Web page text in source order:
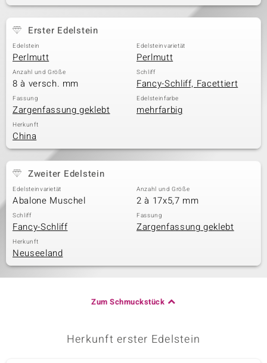
ClassicsErster Edelstein
Edelstein
Perlmutt
Edelsteinvarietät
Perlmutt
Anzahl und Größe
8 à versch. mm
Schliff
Fancy-Schliff, Facettiert
Fassung
Zargenfassung geklebt
Edelsteinfarbe
mehrfarbig
Herkunft
China
Zweiter Edelstein
Edelsteinvarietät
Abalone Muschel
Anzahl und Größe
2 à 17x5,7 mm
Schliff
Fancy-Schliff
Fassung
Zargenfassung geklebt
Herkunft
Neuseeland
Zum Schmuckstück
Herkunft erster Edelstein